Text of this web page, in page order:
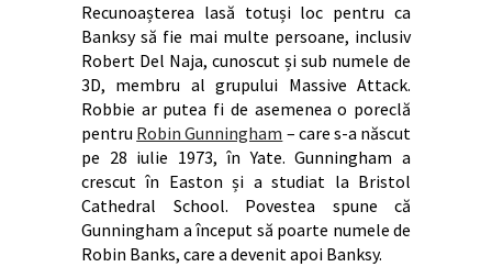
Recunoașterea lasă totuși loc pentru ca
Banksy să fie mai multe persoane, inclusiv
Robert Del Naja, cunoscut și sub numele de
3D, membru al grupului Massive Attack.
Robbie ar putea fi de asemenea o poreclă
pentru Robin Gunningham – care s-a născut
pe 28 iulie 1973, în Yate. Gunningham a
crescut în Easton și a studiat la Bristol
Cathedral School. Povestea spune că
Gunningham a început să poarte numele de
Robin Banks, care a devenit apoi Banksy.